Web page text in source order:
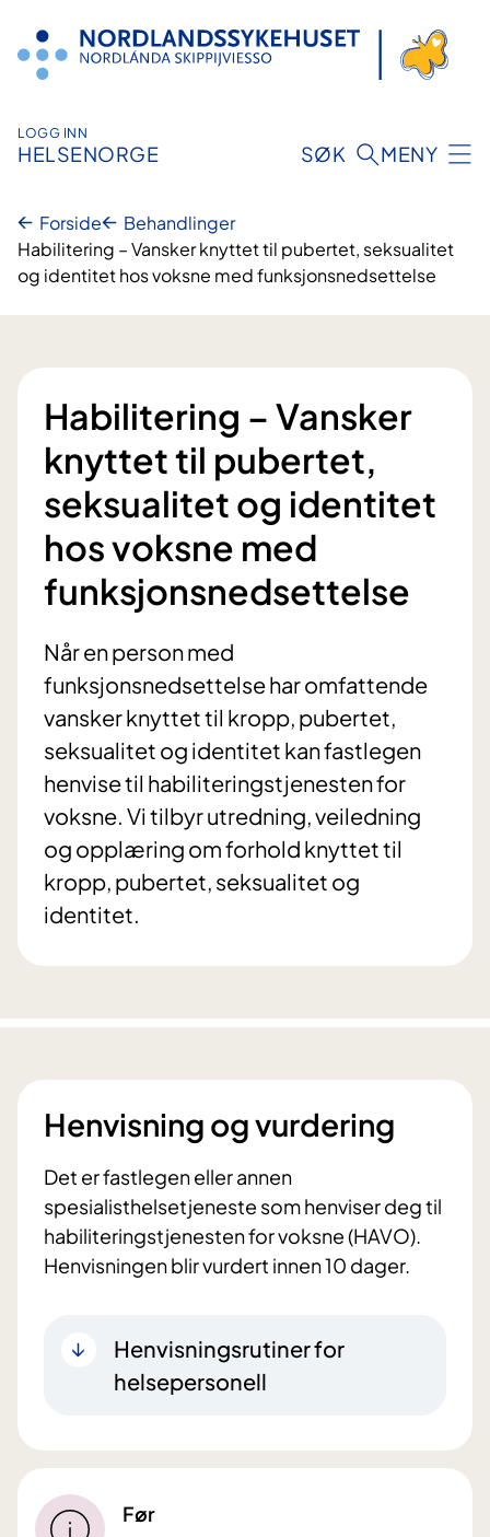
innhold
LOGG INN
HELSENORGE SØK MENY
Forside
Behandlinger
Habilitering – Vansker knyttet til pubertet, seksualitet
og identitet hos voksne med funksjonsnedsettelse
Habilitering – Vansker
knyttet til pubertet,
seksualitet og identitet
hos voksne med
funksjonsnedsettelse
Når en person med
funksjonsnedsettelse har omfattende
vansker knyttet til kropp, pubertet,
seksualitet og identitet kan fastlegen
henvise til habiliteringstjenesten for
voksne. Vi tilbyr utredning, veiledning
og opplæring om forhold knyttet til
kropp, pubertet, seksualitet og
identitet.
Henvisning og vurdering
Det er fastlegen eller annen
spesialisthelsetjeneste som henviser deg til
habiliteringstjenesten for voksne (HAVO).
Henvisningen blir vurdert innen 10 dager.
Henvisningsrutiner for
helsepersonell
Før